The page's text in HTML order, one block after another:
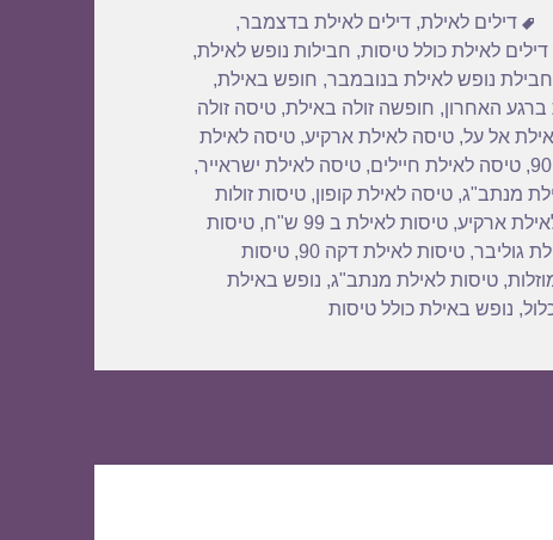
תגיות
דילים לאילת,דילים לאילת בדצמבר,
דילים לאילת כולל טיסות, חבילות נופש לאילת,
חבילת נופש לאילת בנובמבר, חופש באילת,
האחרון, חופשה זולה באילת,טיסה זולה
אל על,טיסה לאילת ארקיע,טיסה לאילת
,טיסה לאילת חיילים,טיסה לאילת ישראייר,
מנתב"ג,טיסה לאילת קופון,טיסות זולות
ארקיע,טיסות לאילת ב 99 ש"ח ,טיסות
גוליבר,טיסות לאילת דקה 90 ,טיסות
,טיסות לאילת מנתב"ג, נופש באילת
, נופש באילת כולל טיסות